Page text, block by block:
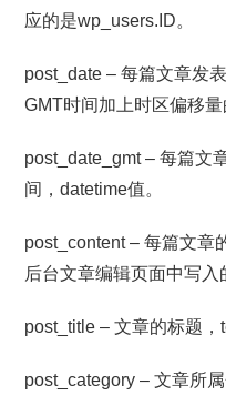
应的是wp_users.ID。
post_date – 每篇文章发
GMT时间加上时区偏移量
post_date_gmt – 每篇文
间，datetime值。
post_content – 每篇文章
后台文章编辑页面中写入
post_title – 文章的标题，
post_category – 文章所属